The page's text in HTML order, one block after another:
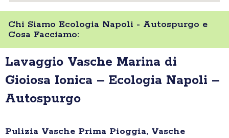
Chi Siamo Ecologia Napoli - Autospurgo e
Cosa Facciamo:
Lavaggio Vasche Marina di
Gioiosa Ionica – Ecologia Napoli –
Autospurgo
Pulizia Vasche Prima Pioggia, Vasche